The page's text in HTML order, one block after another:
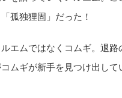
孤独狸固」だった！
エムではなくコムギ。退路
ムギが新手を見つけ出して